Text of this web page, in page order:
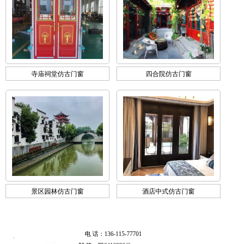
寺庙祠堂仿古门窗 四合院仿古门窗
景区园林仿古门窗 酒店中式仿古门窗
电 话：136-115-77701